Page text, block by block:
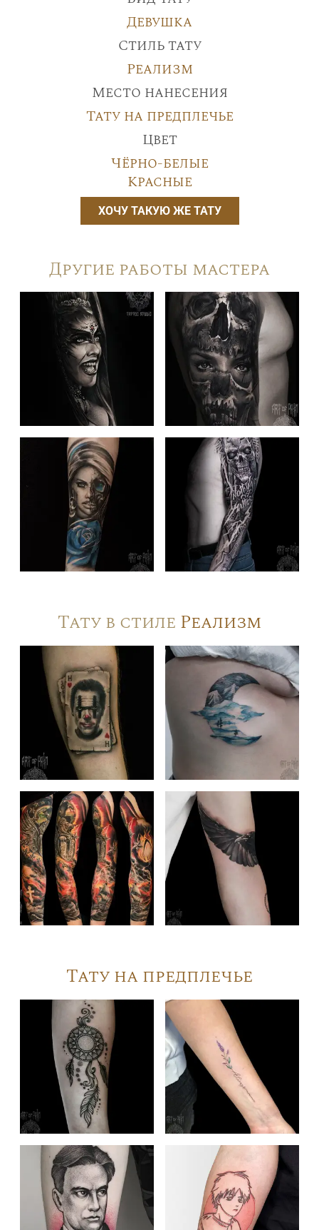
Девушка
Стиль тату
Реализм
Место нанесения
Тату на предплечье
Цвет
Чёрно-белые
Красные
ХОЧУ ТАКУЮ ЖЕ ТАТУ
Другие работы мастера
Тату в стиле Реализм
Тату на предплечье